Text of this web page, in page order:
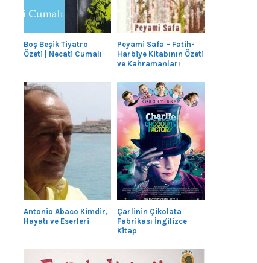
Boş Beşik Tiyatro
Özeti | Necati Cumalı
Peyami Safa – Fatih-
Harbiye Kitabının Özeti
ve Kahramanları
Antonio Abaco Kimdir,
Hayatı ve Eserleri
Çarlinin Çikolata
Fabrikası İngilizce
Kitap